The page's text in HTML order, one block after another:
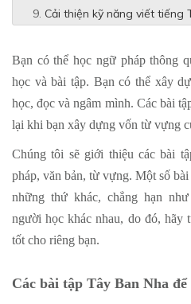
Cải thiện kỹ năng viết tiếng
Bạn có thể học ngữ pháp thông
học và bài tập. Bạn có thể xây
học, đọc và ngâm mình. Các bài
lại khi bạn xây dựng vốn từ vựng
Chúng tôi sẽ giới thiệu các bài
pháp, văn bản, từ vựng. Một số
những thứ khác, chẳng hạn
người học khác nhau, do đó, hãy
tốt cho riêng bạn.
Các bài tập Tây Ban Nha